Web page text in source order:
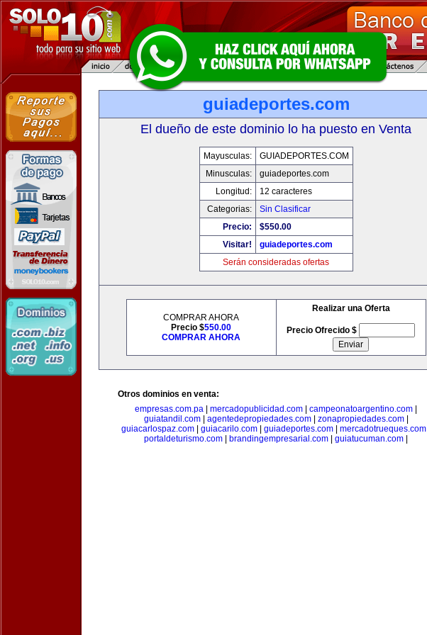
guiadeportes.com
El dueño de este dominio lo ha puesto en Venta
Mayusculas:
GUIADEPORTES.COM
Minusculas:
guiadeportes.com
Longitud:
12 caracteres
Categorias:
Sin Clasificar
Precio:
$550.00
Visitar!
guiadeportes.com
Serán consideradas ofertas
COMPRAR AHORA
Precio $550.00
COMPRAR AHORA
Realizar una Oferta
Precio Ofrecido $
Otros dominios en venta:
empresas.com.pa
mercadopublicidad.com campeonatoargentino.com
guiatandil.com| agentedepropiedades.com| zonapropiedades.com|
guiacarlospaz.com
guiacarilo.com guiadeportes.com mercadotrueques.com
portaldeturismo.com
brandingempresarial.com guiatucuman.com